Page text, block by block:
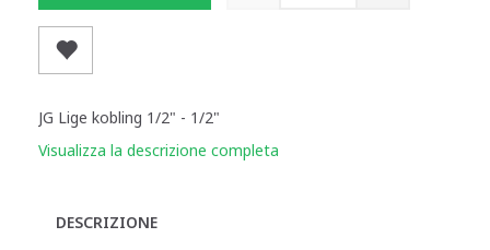
JG Lige kobling 1/2" - 1/2"
Visualizza la descrizione completa
DESCRIZIONE